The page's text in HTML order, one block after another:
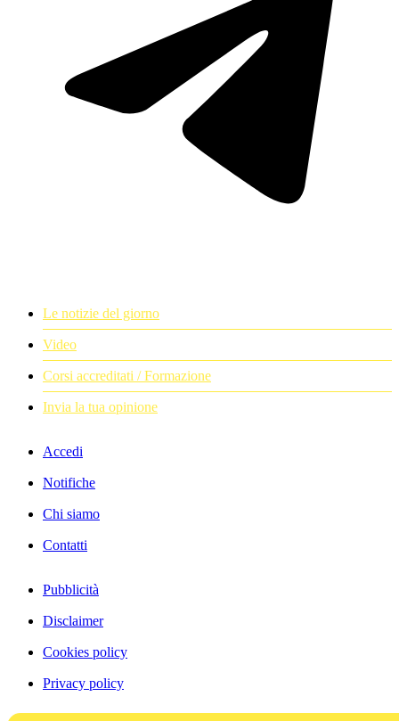
Le notizie del giorno
Video
Corsi accreditati / Formazione
Invia la tua opinione
Accedi
Notifiche
Chi siamo
Contatti
Pubblicità
Disclaimer
Cookies policy
Privacy policy